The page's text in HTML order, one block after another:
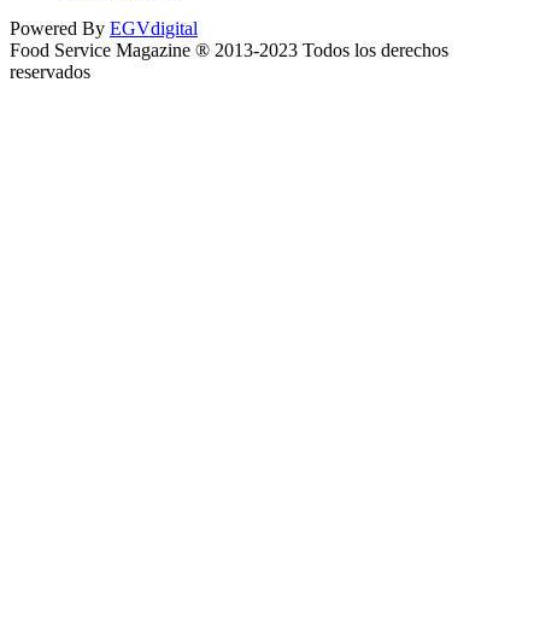
Powered By EGVdigital
Food Service Magazine ® 2013-2023 Todos los derechos
reservados